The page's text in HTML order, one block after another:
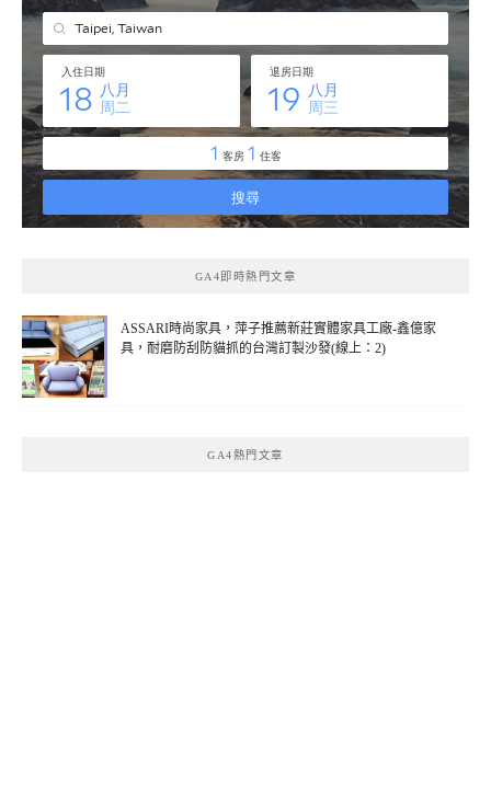
GA4即時熱門文章
ASSARI時尚家具，萍子推薦新莊實體家具工廠-鑫億家
具，耐磨防刮防貓抓的台灣訂製沙發(線上：2)
GA4熱門文章